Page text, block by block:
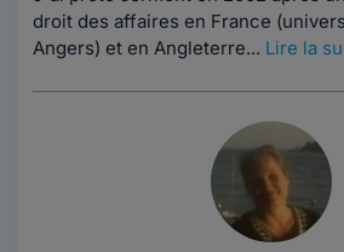
droit des affaires en France
Angers) et en Angleterre... Lire la